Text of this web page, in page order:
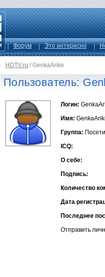
Форум Это интересно
HDTV.ru / GenkaArike
Пользователь:
Логин:
Имя:
Группа:
ICQ:
О себе:
Подпись:
Количество
Дата
Последнее
Отправить